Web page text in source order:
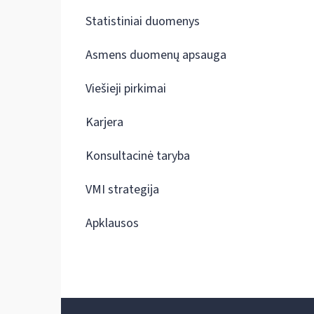
Statistiniai duomenys
Asmens duomenų apsauga
Viešieji pirkimai
Karjera
Konsultacinė taryba
VMI strategija
Apklausos